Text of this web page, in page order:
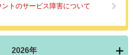
トのサービス障害について
2026年